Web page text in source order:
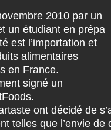
2010 par un
un étudiant en prépa
est l’importation et
alimentaires
en France.
signé un
ont décidé de
telles que l’envie de